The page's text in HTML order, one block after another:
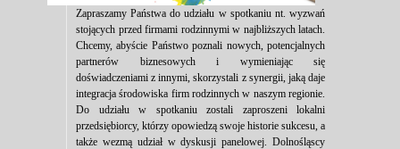
Zapraszamy Państwa do udziału w spotkaniu nt. wyzwań
stojących przed firmami rodzinnymi w najbliższych latach.
Chcemy, abyście Państwo poznali nowych, potencjalnych
partnerów biznesowych i wymieniając się
doświadczeniami z innymi, skorzystali z synergii, jaką daje
integracja środowiska firm rodzinnych w naszym regionie.
Do udziału w spotkaniu zostali zaproszeni lokalni
przedsiębiorcy, którzy opowiedzą swoje historie sukcesu, a
także wezmą udział w dyskusji panelowej. Dolnośląscy